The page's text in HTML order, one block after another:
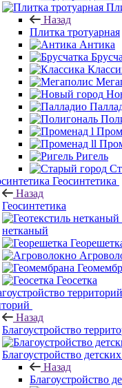
Назад
Плитка тротуарная
Антика
Ригель
Геосинтетика
Назад
Геосинтетика
нетканый
Геосетка
Назад
Благоустройство
Благоустройство
Назад
Благоустройство